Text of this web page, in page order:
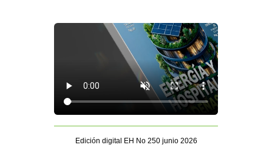
Edición digital EH No 250 junio 2026